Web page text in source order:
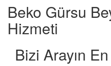
Beko Gürsu
Hizmeti
Bizi Arayın